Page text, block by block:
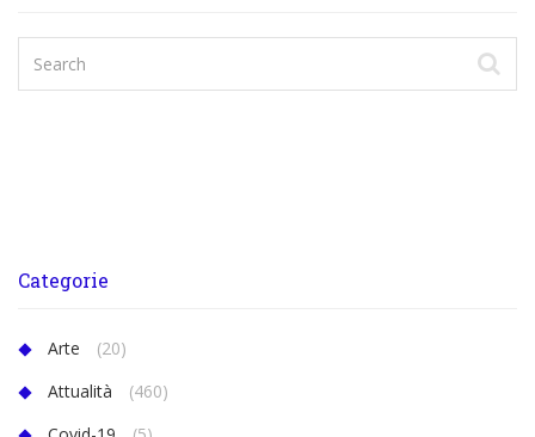
Categorie
Arte
(20)
Attualità
(460)